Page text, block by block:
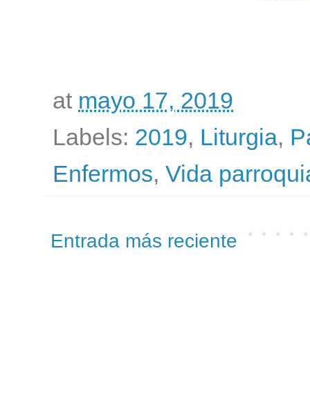
at mayo 17, 2019
Labels: 2019, Liturgia,
Enfermos, Vida
Entrada más reciente